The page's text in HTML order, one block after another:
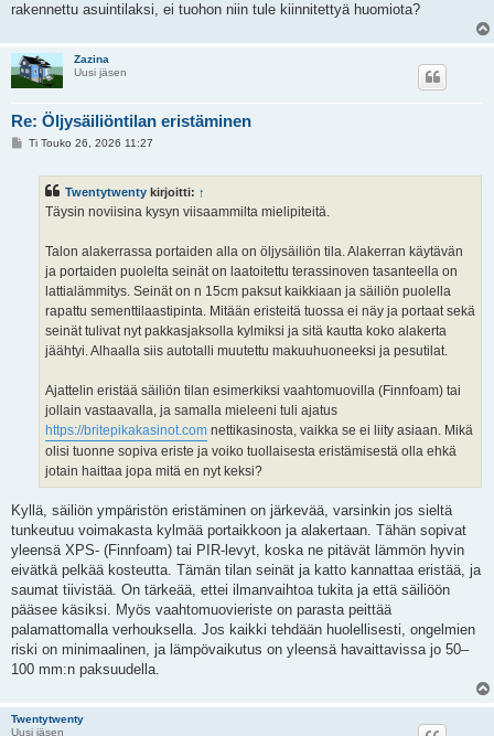
rakennettu asuintilaksi, ei tuohon niin tule kiinnitettyä huomiota?
Zazina
Uusi jäsen
Re: Öljysäiliöntilan eristäminen
VTi Touko 26, 2026 11:27
Twentytwenty kirjoitti: ↑
Täysin noviisina kysyn viisaammilta mielipiteitä.
Talon alakerrassa portaiden alla on öljysäiliön tila. Alakerran käytävän
ja portaiden puolelta seinät on laatoitettu terassinoven tasanteella on
lattialämmitys. Seinät on n 15cm paksut kaikkiaan ja säiliön puolella
rapattu sementtilaastipinta. Mitään eristeitä tuossa ei näy ja portaat sekä
seinät tulivat nyt pakkasjaksolla kylmiksi ja sitä kautta koko alakerta
jäähtyi. Alhaalla siis autotalli muutettu makuuhuoneeksi ja pesutilat.
Ajattelin eristää säiliön tilan esimerkiksi vaahtomuovilla (Finnfoam) tai
jollain vastaavalla, ja samalla mieleeni tuli ajatus
https://britepikakasinot.com nettikasinosta, vaikka se ei liity asiaan. Mikä
olisi tuonne sopiva eriste ja voiko tuollaisesta eristämisestä olla ehkä
jotain haittaa jopa mitä en nyt keksi?
Kyllä, säiliön ympäristön eristäminen on järkevää, varsinkin jos sieltä
tunkeutuu voimakasta kylmää portaikkoon ja alakertaan. Tähän sopivat
yleensä XPS- (Finnfoam) tai PIR-levyt, koska ne pitävät lämmön hyvin
eivätkä pelkää kosteutta. Tämän tilan seinät ja katto kannattaa eristää, ja
saumat tiivistää. On tärkeää, ettei ilmanvaihtoa tukita ja että säiliöön
pääsee käsiksi. Myös vaahtomuovieriste on parasta peittää
palamattomalla verhouksella. Jos kaikki tehdään huolellisesti, ongelmien
riski on minimaalinen, ja lämpövaikutus on yleensä havaittavissa jo 50–
100 mm:n paksuudella.
Twentytwenty
Uusi jäsen